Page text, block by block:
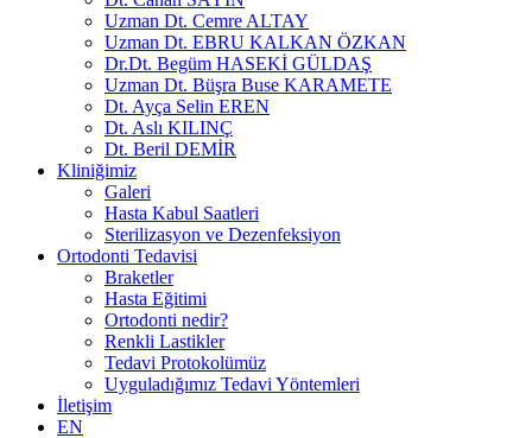
Uzman Dt. Cemre ALTAY
Uzman Dt. EBRU KALKAN ÖZKAN
Dr.Dt. Begüm HASEKİ GÜLDAŞ
Uzman Dt. Büşra Buse KARAMETE
Dt. Ayça Selin EREN
Dt. Aslı KILINÇ
Dt. Beril DEMİR
Kliniğimiz
Galeri
Hasta Kabul Saatleri
Sterilizasyon ve Dezenfeksiyon
Ortodonti Tedavisi
Braketler
Hasta Eğitimi
Ortodonti nedir?
Renkli Lastikler
Tedavi Protokolümüz
Uyguladığımız Tedavi Yöntemleri
İletişim
EN